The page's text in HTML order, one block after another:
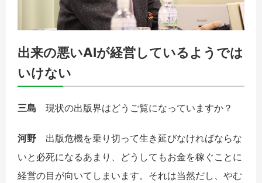
出来の悪いAIが経営しているようでは
いけない
三島 現状の出版界はどうご覧になっていますか？
河野 出版危機を乗り切って生き延びなければならな
いと必死になるあまり、どうしてもお金を稼ぐことに
経営の目が向いてしまいます。それは当然だし、やむ